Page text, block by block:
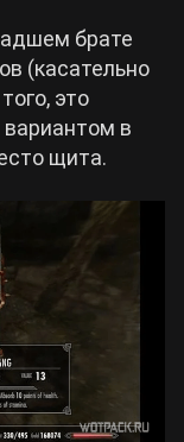
брате
(касательно
это
в
щита.